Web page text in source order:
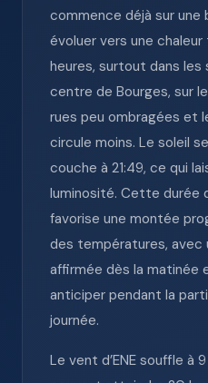
commence déjà sur
évoluer vers une
heures, surtout dans
centre de Bourges, sur
rues peu ombragées et
circule moins. Le soleil
couche à 21:49, ce qui
luminosité. Cette durée
favorise une montée
des températures, avec
affirmée dès la matinée
anticiper pendant la
journée.
Le vent d’ENE souffle à